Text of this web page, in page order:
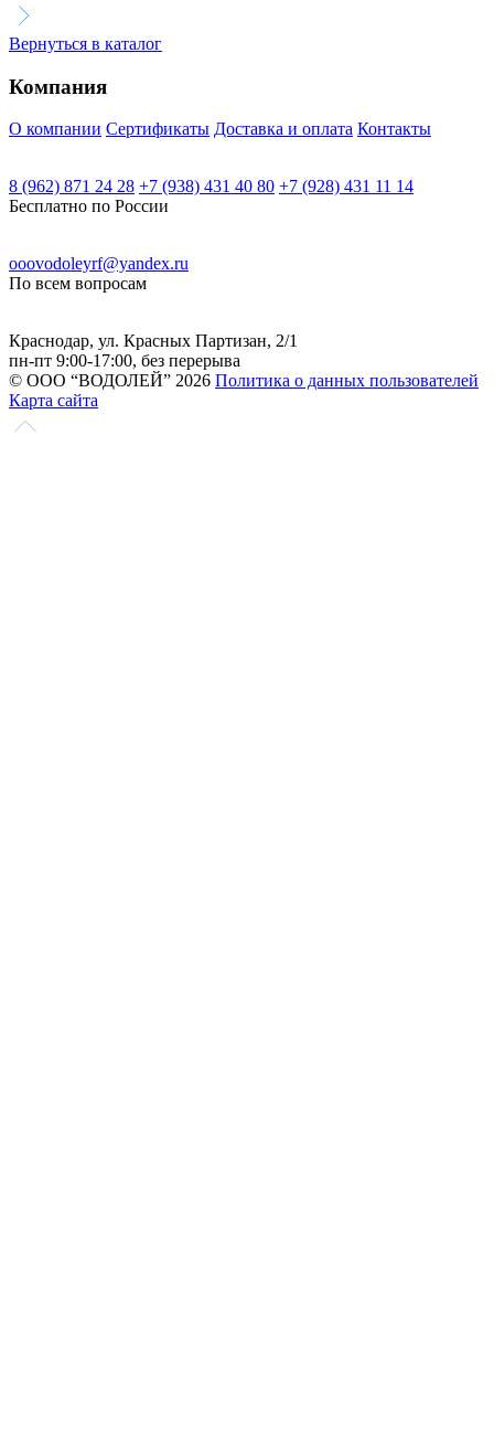
модель
Вернуться в каталог
Компания
О компании Сертификаты Доставка и оплата Контакты
8 (962) 871 24 28 +7 (938) 431 40 80 +7 (928) 431 11 14
Бесплатно по России
ooovodoleyrf@yandex.ru
По всем вопросам
Краснодар, ул. Красных Партизан, 2/1
пн-пт 9:00-17:00, без перерыва
© ООО “ВОДОЛЕЙ” 2026 Политика о данных пользователей
Карта сайта